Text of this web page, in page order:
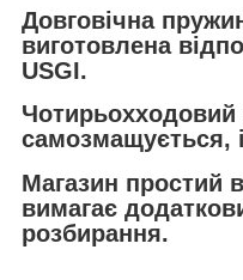
Довговічна
виготовлена
USGI.
самозмащується,
Магазин простий
вимагає
розбирання.